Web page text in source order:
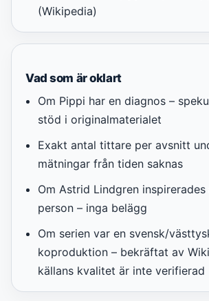
(Wikipedia)
Vad som är oklart
Om Pippi har en diagnos –
stöd i originalmaterialet
Exakt antal tittare per avsnitt
mätningar från tiden saknas
Om Astrid Lindgren
person – inga belägg
Om serien var en svensk/
koproduktion – bekräftat av
källans kvalitet är inte verifierad